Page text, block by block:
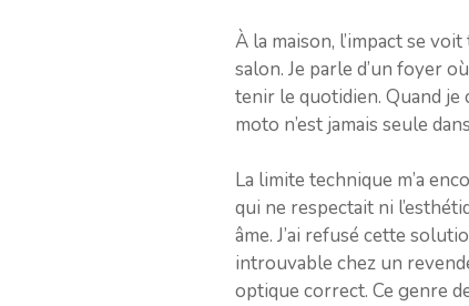
À la maison, l’impact se
salon. Je parle d’un foyer
tenir le quotidien. Quand je
moto n’est jamais seule
La limite technique m’a
qui ne respectait ni
âme. J’ai refusé cette
introuvable chez un
optique correct. Ce genre